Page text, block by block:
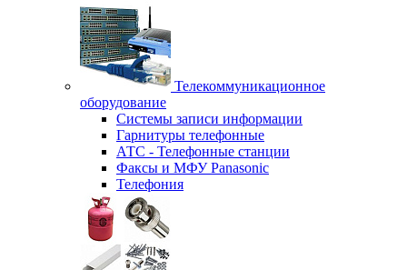
Телекоммуникационное
оборудование
Системы записи информации
Гарнитуры телефонные
АТС - Телефонные станции
Факсы и МФУ Panasonic
Телефония